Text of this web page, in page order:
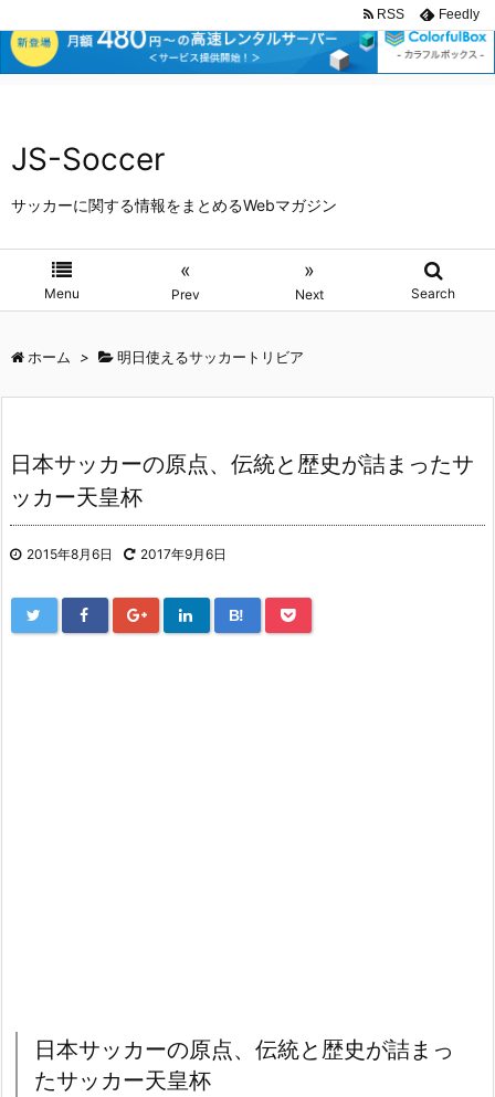
JS-Soccer
サッカーに関する情報をまとめるWebマガジン
Menu
«
Prev
»
Next Search
RSS Feedly
ホーム > 明日使えるサッカートリビア
日本サッカーの原点、伝統と歴史が詰まったサ
ッカー天皇杯
2015年8月6日 2017年9月6日
B!
日本サッカーの原点、伝統と歴史が詰まっ
たサッカー天皇杯